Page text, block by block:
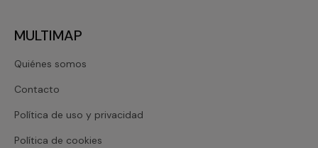
MULTIMAP
Quiénes somos
Contacto
Política de uso y privacidad
Política de cookies